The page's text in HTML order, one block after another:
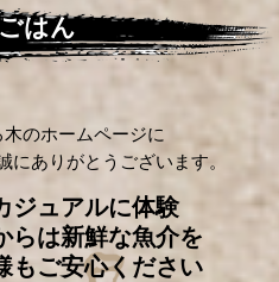
はん
のホームページに
にありがとうございます。
ジュアルに体験
らは新鮮な魚介を
もご安心ください